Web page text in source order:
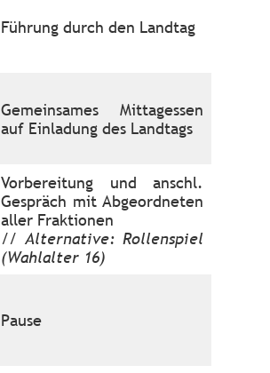
Führung durch den Landtag
Gemeinsames Mittagessen
auf Einladung des Landtags
Vorbereitung und anschl.
Gespräch mit Abgeordneten
aller Fraktionen
// Alternative: Rollenspiel
(Wahlalter 16)
Pause